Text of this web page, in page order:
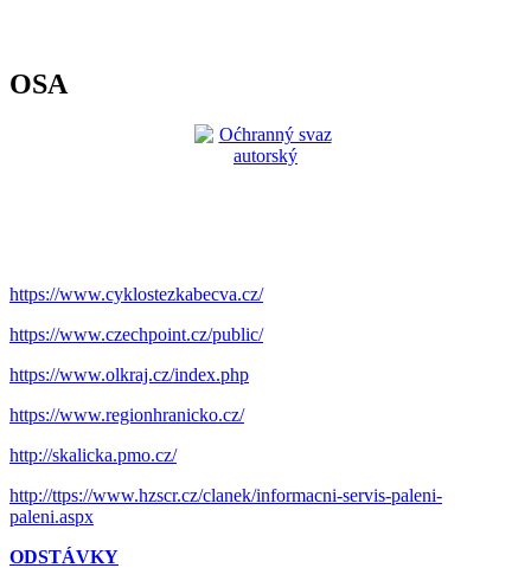
OSA
https://www.cyklostezkabecva.cz/
https://www.czechpoint.cz/public/
https://www.olkraj.cz/index.php
https://www.regionhranicko.cz/
http://skalicka.pmo.cz/
http://ttps://www.hzscr.cz/clanek/informacni-servis-paleni-
paleni.aspx
ODSTÁVKY